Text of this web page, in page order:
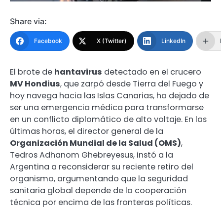
Share via:
Facebook X (Twitter) LinkedIn
El brote de hantavirus detectado en el crucero
MV Hondius, que zarpó desde Tierra del Fuego y
hoy navega hacia las Islas Canarias, ha dejado de
ser una emergencia médica para transformarse
en un conflicto diplomático de alto voltaje. En las
últimas horas, el director general de la
Organización Mundial de la Salud (OMS),
Tedros Adhanom Ghebreyesus, instó a la
Argentina a reconsiderar su reciente retiro del
organismo, argumentando que la seguridad
sanitaria global depende de la cooperación
técnica por encima de las fronteras políticas.